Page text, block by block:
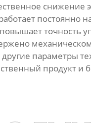
снижение
постоянно
точность
параметры
продукт и